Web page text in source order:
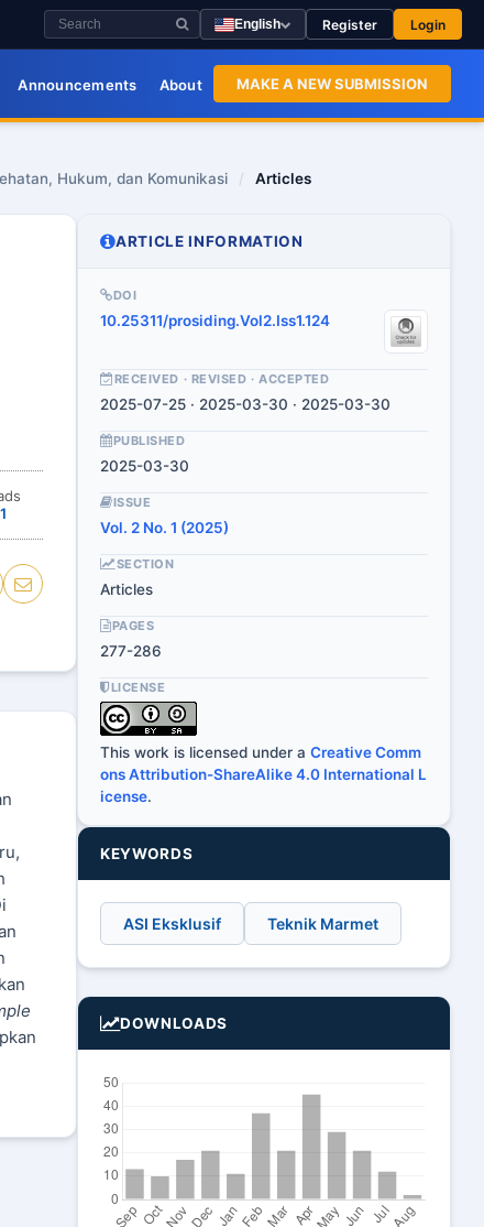
English Register Login
Announcements About MAKE A NEW SUBMISSION
Hukum, dan Komunikasi / Articles
ARTICLE INFORMATION
DOI
10.25311/prosiding.Vol2.Iss1.124
RECEIVED · REVISED · ACCEPTED
2025-07-25 · 2025-03-30 · 2025-03-30
PUBLISHED
2025-03-30
ISSUE
Vol. 2 No. 1 (2025)
SECTION
Articles
PAGES
277-286
LICENSE
This work is licensed under a Creative Comm
ons Attribution-ShareAlike 4.0 International L
icense.
KEYWORDS
ASI Eksklusif Teknik Marmet
DOWNLOADS